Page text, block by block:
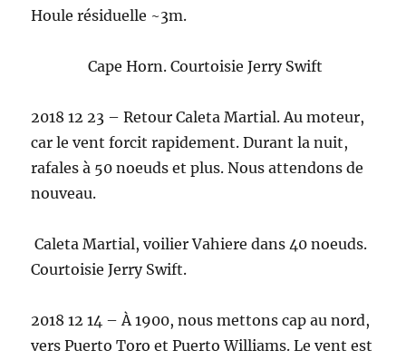
Houle résiduelle ~3m.
Cape Horn. Courtoisie Jerry Swift
2018 12 23 – Retour Caleta Martial. Au moteur,
car le vent forcit rapidement. Durant la nuit,
rafales à 50 noeuds et plus. Nous attendons de
nouveau.
Caleta Martial, voilier Vahiere dans 40 noeuds.
Courtoisie Jerry Swift.
2018 12 14 – À 1900, nous mettons cap au nord,
vers Puerto Toro et Puerto Williams. Le vent est